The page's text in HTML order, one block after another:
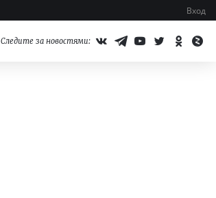
Вход
Следите за новостями: